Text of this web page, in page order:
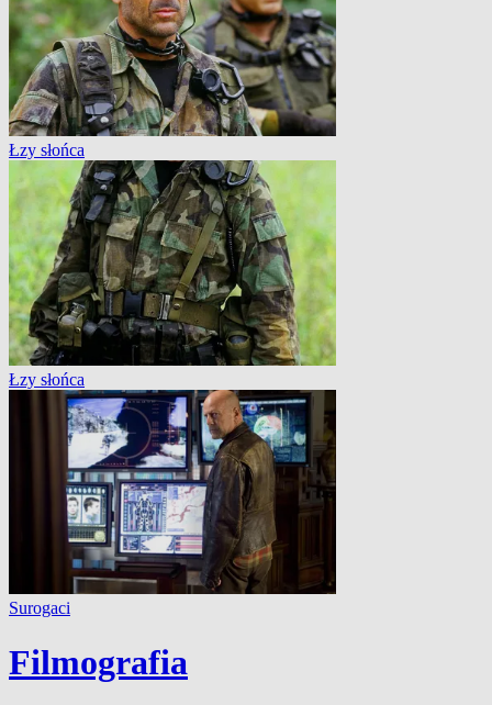
Łzy słońca
Łzy słońca
Surogaci
Filmografia